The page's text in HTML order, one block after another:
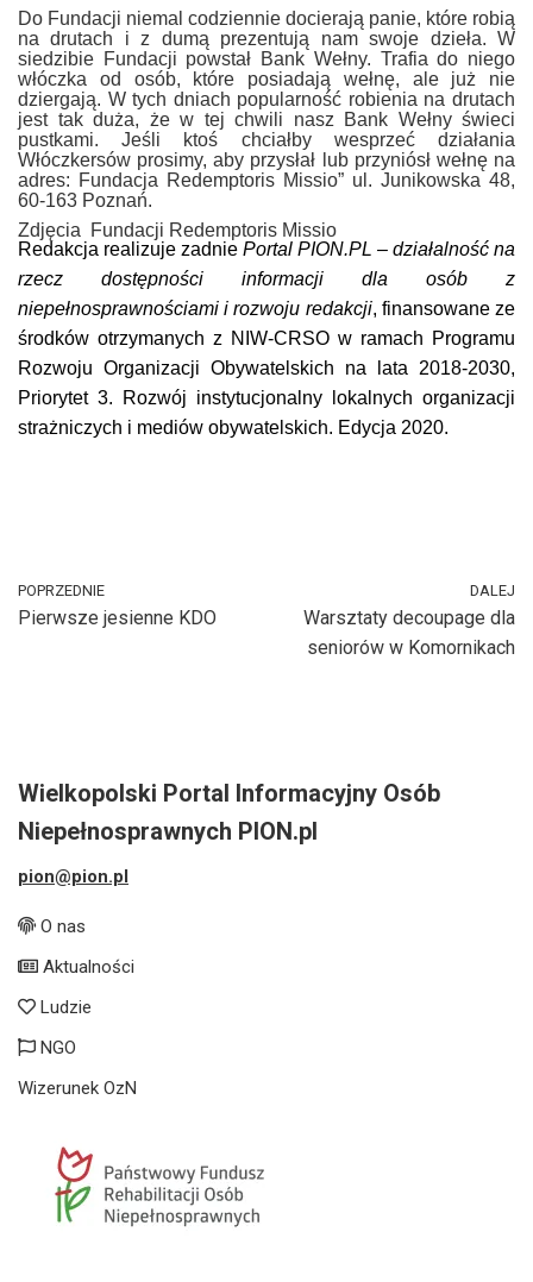
Do Fundacji niemal codziennie docierają panie, które robią
na drutach i z dumą prezentują nam swoje dzieła. W
siedzibie Fundacji powstał Bank Wełny. Trafia do niego
włóczka od osób, które posiadają wełnę, ale już nie
dziergają. W tych dniach popularność robienia na drutach
jest tak duża, że w tej chwili nasz Bank Wełny świeci
pustkami. Jeśli ktoś chciałby wesprzeć działania
Włóczkersów prosimy, aby przysłał lub przyniósł wełnę na
adres: Fundacja Redemptoris Missio” ul. Junikowska 48,
60-163 Poznań.
Zdjęcia Fundacji Redemptoris Missio
Redakcja realizuje zadnie Portal PION.PL – działalność na
rzecz dostępności informacji dla osób z
niepełnosprawnościami i rozwoju redakcji, finansowane ze
środków otrzymanych z NIW-CRSO w ramach Programu
Rozwoju Organizacji Obywatelskich na lata 2018-2030,
Priorytet 3. Rozwój instytucjonalny lokalnych organizacji
strażniczych i mediów obywatelskich. Edycja 2020.
POPRZEDNIE
Pierwsze jesienne KDO
DALEJ
Warsztaty decoupage dla
seniorów w Komornikach
Wielkopolski Portal Informacyjny Osób
Niepełnosprawnych PION.pl
pion@pion.pl
O nas
Aktualności
Ludzie
NGO
Wizerunek OzN